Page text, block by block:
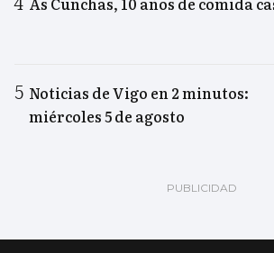
Noticias de Vigo en 2 minutos:
miércoles 5 de agosto